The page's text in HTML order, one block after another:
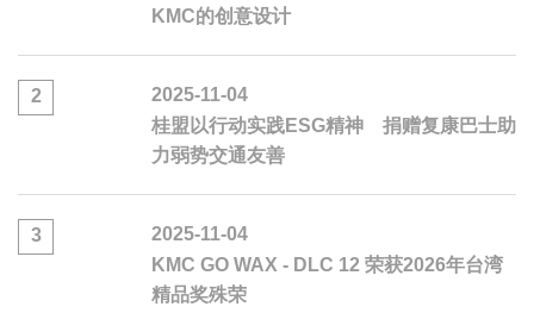
KMC的创意设计
2
2025-11-04
桂盟以行动实践ESG精神 捐赠复康巴士助
力弱势交通友善
3
2025-11-04
KMC GO WAX - DLC 12 荣获2026年台湾
精品奖殊荣